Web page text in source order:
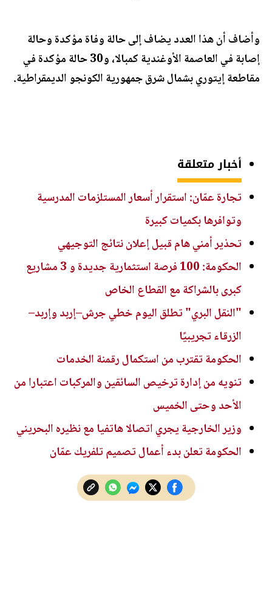
وأضاف أن هذا العدد يضاف إلى حالة وفاة مؤكدة وحالة
إصابة في العاصمة الأوغندية كمبالا، و30 حالة مؤكدة في
مقاطعة إيتوري بشمال شرق جمهورية الكونجو الديمقراطية.
أخبار متعلقة
تجارة عمّان: استقرار أسعار المستلزمات المدرسية
وتوافرها بكميات كبيرة
تحذير أمني هام قبيل إعلان نتائج التوجيهي
الحكومة: 100 فرصة استثمارية جديدة و 3 مشاريع
كبرى بالشراكة مع القطاع الخاص
"النقل البري" تطلق اليوم خطي جرش–إربد وإربد–
الزرقاء تجريبيًا
الحكومة تقترب من استكمال رقمنة الخدمات
تنويه من إدارة ترخيص السائقين والمركبات اعتبارا من
الأحد وحتى الخميس
وزير الخارجية يجري اتصالا هاتفيا مع نظيره البحريني
الحكومة تعلن بدء أعمال تصميم تلفريك عمّان